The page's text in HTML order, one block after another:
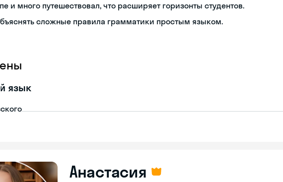
и много путешествовал, что расширяет горизонты студентов.
сложные правила грамматики простым языком.
язык
Анастасия